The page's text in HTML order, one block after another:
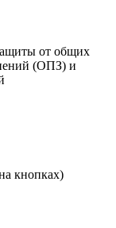
от общих
(ОПЗ) и
кнопках)